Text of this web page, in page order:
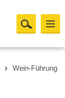
Wein-Führung